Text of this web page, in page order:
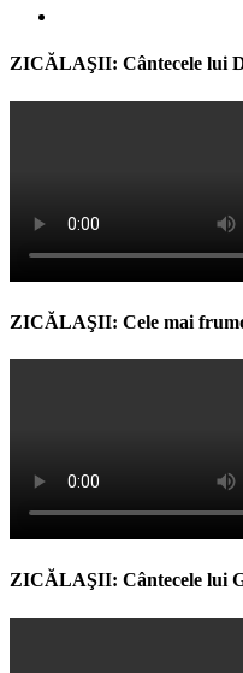
ZICĂLAŞII: Cântecele lui
ZICĂLAŞII: Cele mai
ZICĂLAŞII: Cântecele lui